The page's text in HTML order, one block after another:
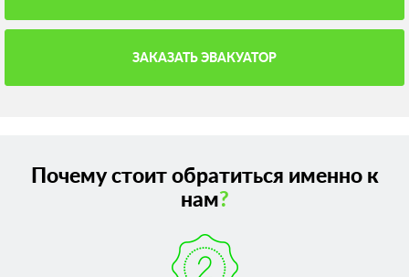
ЗАКАЗАТЬ ЭВАКУАТОР
Почему стоит обратиться именно к
нам?